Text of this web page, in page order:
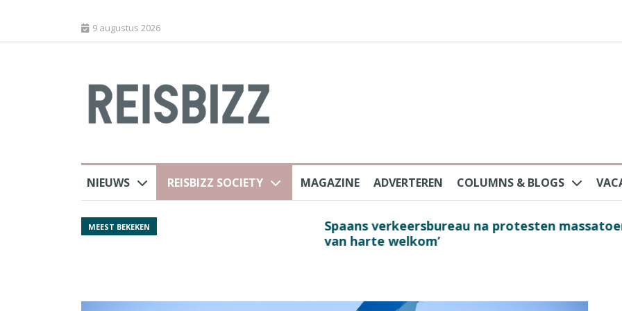
9 augustus 2026
NIEUWS REISBIZZ SOCIETY MAGAZINE ADVERTEREN COLUMNS & BLOGS
MEEST BEKEKEN
Spaans verkeersbureau na protesten massatoerisme: ‘Nederlandse